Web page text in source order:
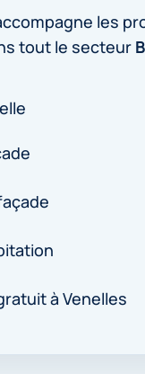
les
tout le secteur
à Venelles